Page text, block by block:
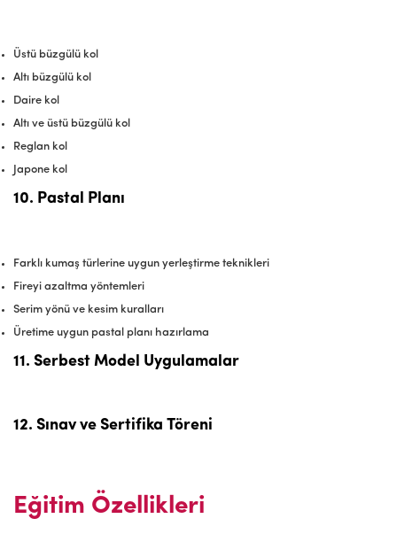
Üstü büzgülü kol
Altı büzgülü kol
Daire kol
Altı ve üstü büzgülü kol
Reglan kol
Japone kol
10. Pastal Planı
Farklı kumaş türlerine uygun yerleştirme teknikleri
Fireyi azaltma yöntemleri
Serim yönü ve kesim kuralları
Üretime uygun pastal planı hazırlama
11. Serbest Model Uygulamalar
12. Sınav ve Sertifika Töreni
Eğitim Özellikleri